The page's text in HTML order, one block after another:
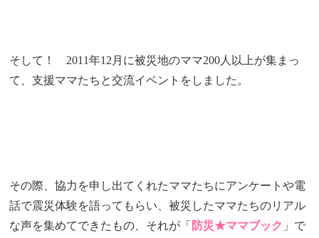
そして！ 2011年12月に被災地のママ200人以上が集まっ
て、支援ママたちと交流イベントをしました。
その際、協力を申し出てくれたママたちにアンケートや電
話で震災体験を語ってもらい、被災したママたちのリアル
な声を集めてできたもの、それが「 防災★ママブック 」で